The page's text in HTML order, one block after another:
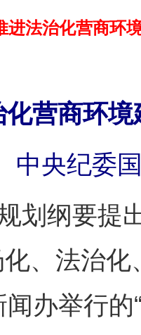
进法治化营商环
营商环
中央纪委
纲要提
、法治
办举行的